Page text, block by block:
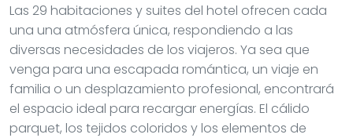
Las 29 habitaciones y suites del hotel ofrecen cada
una una atmósfera única, respondiendo a las
diversas necesidades de los viajeros. Ya sea que
venga para una escapada romántica, un viaje en
familia o un desplazamiento profesional, encontrará
el espacio ideal para recargar energías. El cálido
parquet, los tejidos coloridos y los elementos de